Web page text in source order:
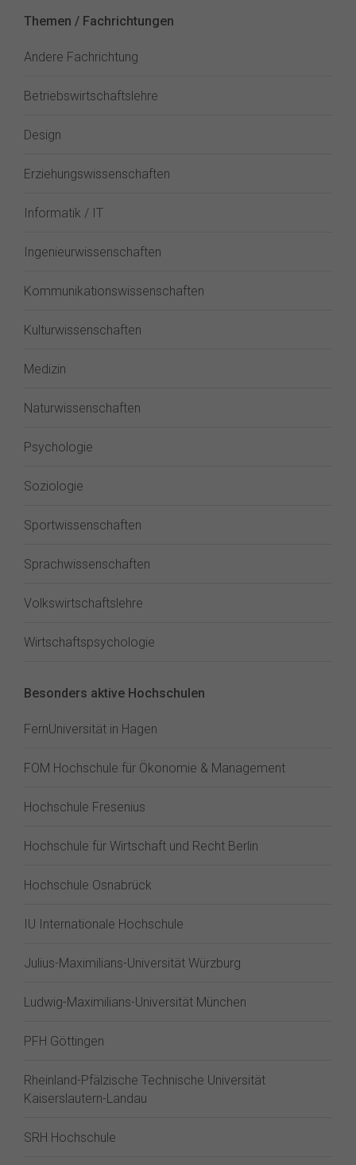
Themen / Fachrichtungen
Andere Fachrichtung
Betriebswirtschaftslehre
Design
Erziehungswissenschaften
Informatik / IT
Ingenieurwissenschaften
Kommunikationswissenschaften
Kulturwissenschaften
Medizin
Naturwissenschaften
Psychologie
Soziologie
Sportwissenschaften
Sprachwissenschaften
Volkswirtschaftslehre
Wirtschaftspsychologie
Besonders aktive Hochschulen
FernUniversität in Hagen
FOM Hochschule für Ökonomie & Management
Hochschule Fresenius
Hochschule für Wirtschaft und Recht Berlin
Hochschule Osnabrück
IU Internationale Hochschule
Julius-Maximilians-Universität Würzburg
Ludwig-Maximilians-Universität München
PFH Göttingen
Rheinland-Pfälzische Technische Universität
Kaiserslautern-Landau
SRH Hochschule